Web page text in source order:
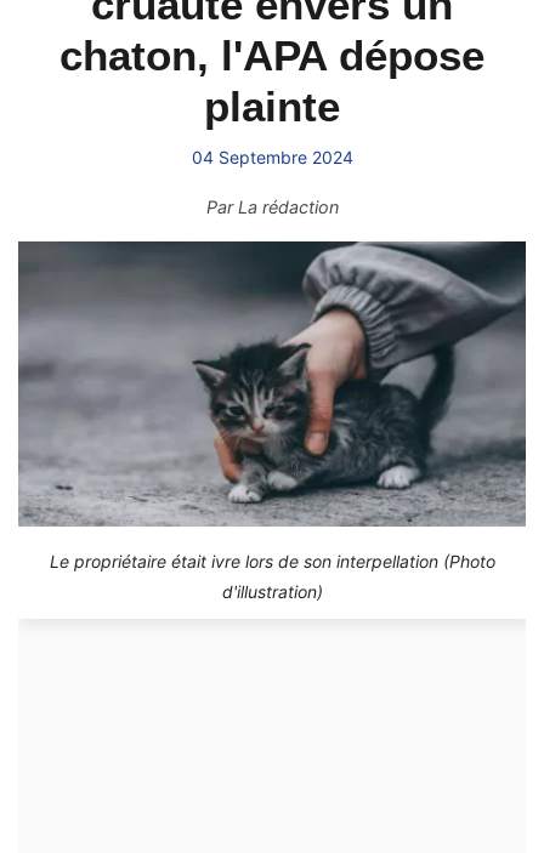
chaton, l'APA dépose
plainte
04 Septembre 2024
ParLa rédaction
Le propriétaire était ivre lors de son interpellation (Photo
d'illustration)